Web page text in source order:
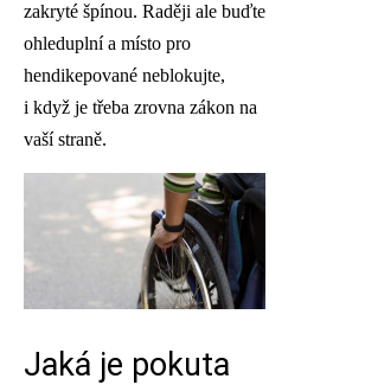
zakryté špínou. Raději ale buďte
ohleduplní a místo pro
hendikepované neblokujte,
i když je třeba zrovna zákon na
vaší straně.
Jaká je pokuta